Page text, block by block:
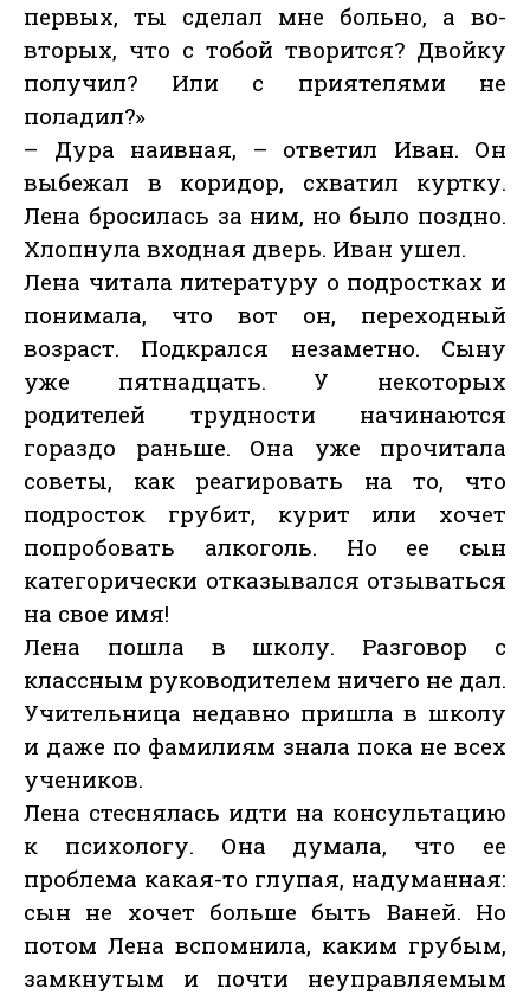
первых, ты сделал мне больно, а во-
вторых, что с тобой творится? Двойку
получил? Или с приятелями не
поладил?»
– Дура наивная, – ответил Иван. Он
выбежал в коридор, схватил куртку.
Лена бросилась за ним, но было поздно.
Хлопнула входная дверь. Иван ушел.
Лена читала литературу о подростках и
понимала, что вот он, переходный
возраст. Подкрался незаметно. Сыну
уже пятнадцать. У некоторых
родителей трудности начинаются
гораздо раньше. Она уже прочитала
советы, как реагировать на то, что
подросток грубит, курит или хочет
попробовать алкоголь. Но ее сын
категорически отказывался отзываться
на свое имя!
Лена пошла в школу. Разговор с
классным руководителем ничего не дал.
Учительница недавно пришла в школу
и даже по фамилиям знала пока не всех
учеников.
Лена стеснялась идти на консультацию
к психологу. Она думала, что ее
проблема какая-то глупая, надуманная:
сын не хочет больше быть Ваней. Но
потом Лена вспомнила, каким грубым,
замкнутым и почти неуправляемым